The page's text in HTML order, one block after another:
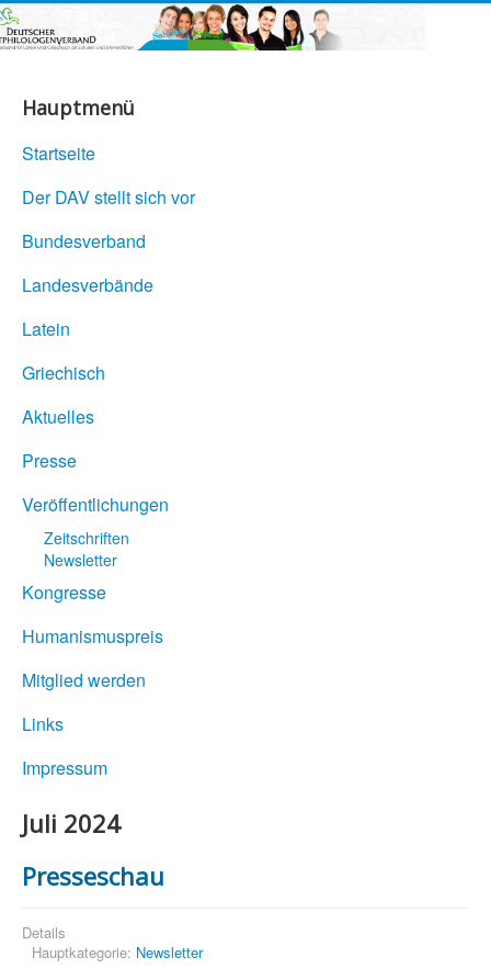
Hauptmenü
Startseite
Der DAV stellt sich vor
Bundesverband
Landesverbände
Latein
Griechisch
Aktuelles
Presse
Veröffentlichungen
Zeitschriften
Newsletter
Kongresse
Humanismuspreis
Mitglied werden
Links
Impressum
Juli 2024
Presseschau
Details
Hauptkategorie: Newsletter